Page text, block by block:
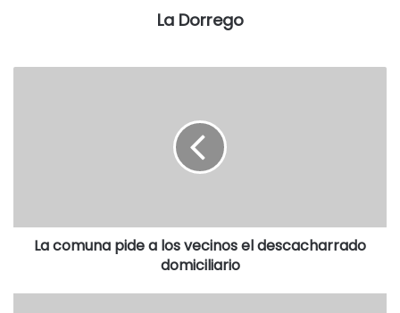
instalaciones de infraestructuras, colocación de
equipamiento, iluminación, forestación, jardinería y
La Dorrego
La comuna pide a los vecinos el descacharrado
domiciliario